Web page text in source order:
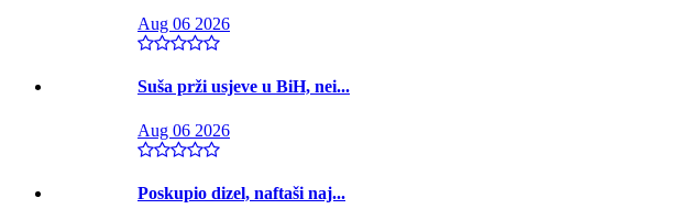
Aug 06 2026
Suša prži usjeve u BiH, nei...
Aug 06 2026
Poskupio dizel, naftaši naj...